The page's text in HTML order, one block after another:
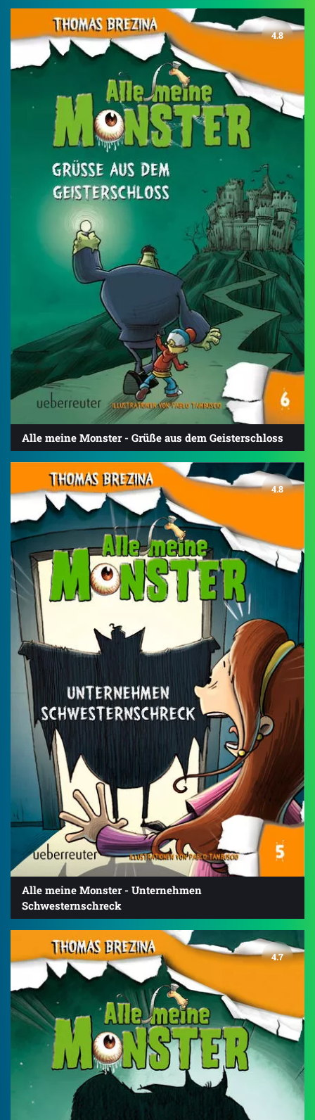
4.8
Alle meine Monster - Grüße aus dem Geisterschloss
4.8
Alle meine Monster - Unternehmen
Schwesternschreck
4.7